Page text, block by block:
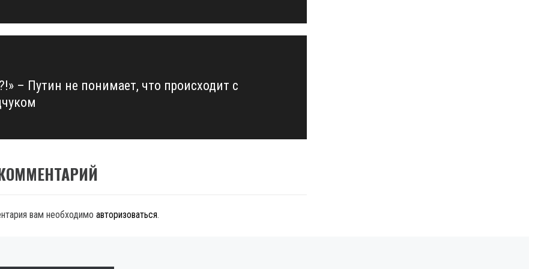
– Путин не понимает, что происходит с
вам необходимо авторизоваться.